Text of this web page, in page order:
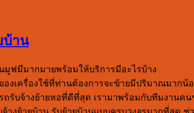
บ้าน
ฟมีมากมายพร้อมให้บริการมีอะไรบ้าง
งเครื่องใช้ที่ท่านต้องการจะข้ายมีปริมาณมากน้
รับจ้างย้ายหอที่ดีที่สุด เรามาพร้อมกับทีมงานค